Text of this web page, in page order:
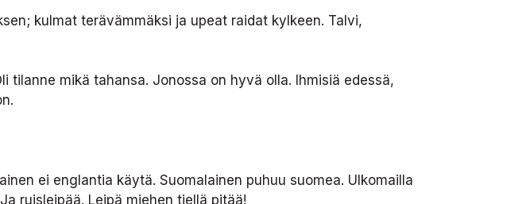
kulmat terävämmäksi ja upeat raidat kylkeen. Talvi,
tilanne mikä tahansa. Jonossa on hyvä olla. Ihmisiä edessä,
ei englantia käytä. Suomalainen puhuu suomea. Ulkomailla
ruisleipää. Leipä miehen tiellä pitää!